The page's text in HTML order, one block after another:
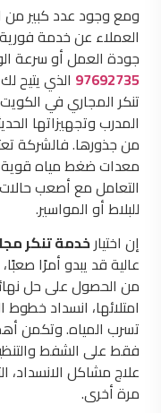
ومع وجود عدد كبير من
العملاء عن خدمة
جودة العمل أو سرعة
97692735الذي يتيح لك
تنكر المجاري في
المدرب وتجهيزاتها
من جذورها. فالشركة
معدات ضغط مياه قوية،
التعامل مع أصعب حالات
للبلاط أو المواسير.
إن اختيارخدمة تنكر
عالية قد يبدو أمرًا
من الحصول على حل نهائي
امتلائها، انسداد خطوط
تسرب المياه. وتكمن
فقط على الشفط
علاج مشاكل الانسداد،
مرة أخرى.